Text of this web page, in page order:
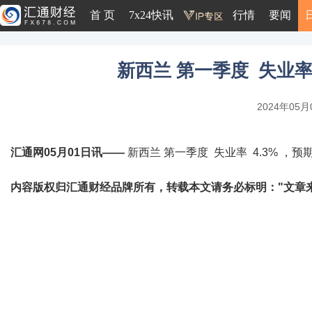
首 页 7x24快讯 行情 要闻
新西兰 第一季度 失业
2024年05
汇通网05月01日讯—— 新西兰 第一季度 失业率 4.3% ，预
内容版权归汇通财经品牌所有，转载本文请务必标明："文章